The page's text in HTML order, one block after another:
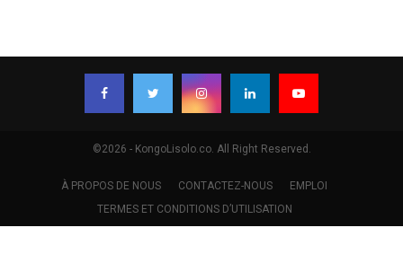
©2026 - KongoLisolo.co. All Right Reserved.
À PROPOS DE NOUS CONTACTEZ-NOUS
EMPLOI
TERMES ET CONDITIONS D’UTILISATION